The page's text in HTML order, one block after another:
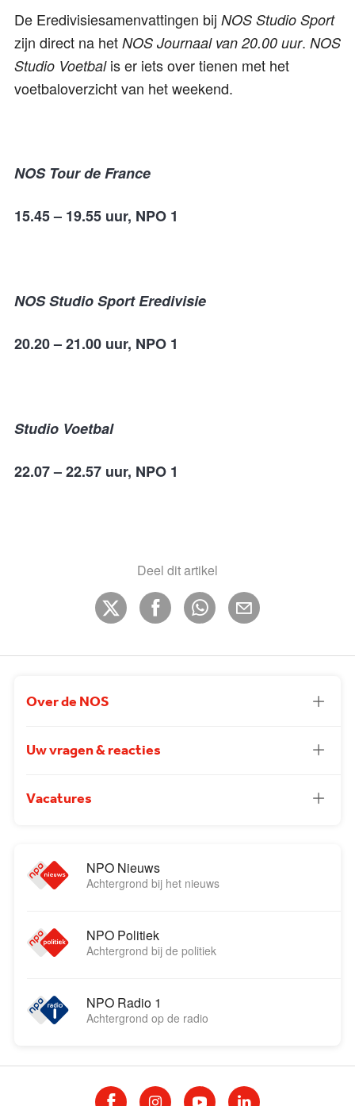
De Eredivisiesamenvattingen bij NOS Studio Sport
zijn direct na het NOS Journaal van 20.00 uur. NOS
Studio Voetbal is er iets over tienen met het
voetbaloverzicht van het weekend.
NOS Tour de France
15.45 – 19.55 uur, NPO 1
NOS Studio Sport Eredivisie
20.20 – 21.00 uur, NPO 1
Studio Voetbal
22.07 – 22.57 uur, NPO 1
Deel dit artikel
Over de NOS
Uw vragen & reacties
Vacatures
NPO Nieuws
Achtergrond bij het nieuws
NPO Politiek
Achtergrond bij de politiek
NPO Radio 1
Achtergrond op de radio